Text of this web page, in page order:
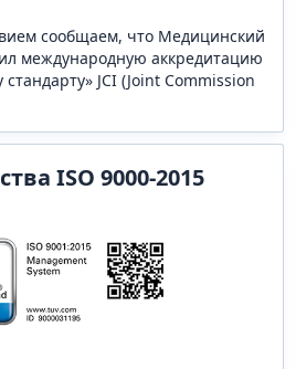
сообщаем, что Медицинский
международную аккредитацию
JCI (Joint Commission
ISO 9000-2015